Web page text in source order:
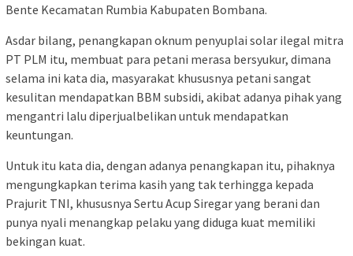
Bente Kecamatan Rumbia Kabupaten Bombana.
Asdar bilang, penangkapan oknum penyuplai solar ilegal mitra
PT PLM itu, membuat para petani merasa bersyukur, dimana
selama ini kata dia, masyarakat khususnya petani sangat
kesulitan mendapatkan BBM subsidi, akibat adanya pihak yang
mengantri lalu diperjualbelikan untuk mendapatkan
keuntungan.
Untuk itu kata dia, dengan adanya penangkapan itu, pihaknya
mengungkapkan terima kasih yang tak terhingga kepada
Prajurit TNI, khususnya Sertu Acup Siregar yang berani dan
punya nyali menangkap pelaku yang diduga kuat memiliki
bekingan kuat.